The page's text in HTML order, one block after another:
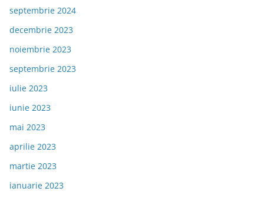
septembrie 2024
decembrie 2023
noiembrie 2023
septembrie 2023
iulie 2023
iunie 2023
mai 2023
aprilie 2023
martie 2023
ianuarie 2023